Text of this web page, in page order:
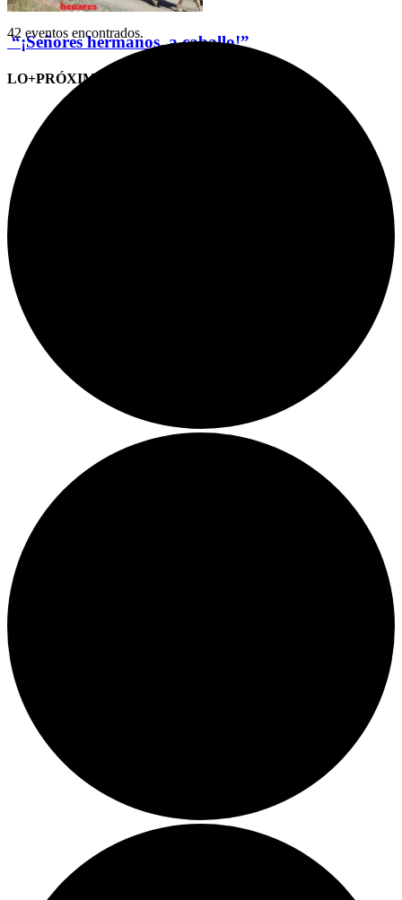
“¡Señores hermanos, a caballo!”
LO+PRÓXIMO (CITAS)
42 eventos encontrados.